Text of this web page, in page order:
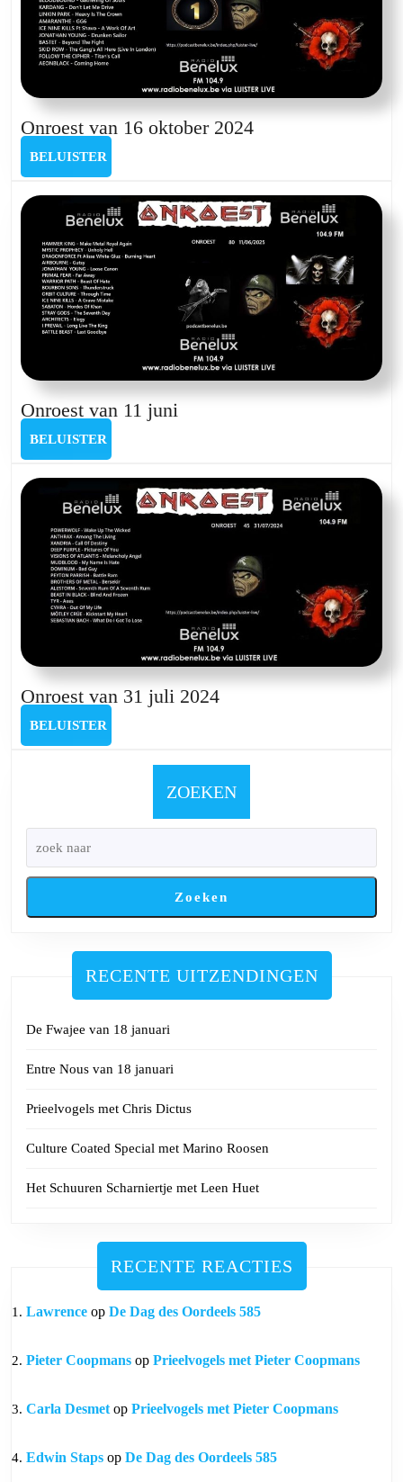
Onroest van 16 oktober 2024Onroest
oktober
2024
BELUISTER
Onroest van 11 juni
juni
BELUISTER
Onroest van 31 juli 2024Onroest
juli
2024
BELUISTER
ZOEKEN
Zoeken
RECENTE UITZENDINGEN
De Fwajee van 18 januari
Entre Nous van 18 januari
Prieelvogels met Chris Dictus
Culture Coated Special met Marino Roosen
Het Schuuren Scharniertje met Leen Huet
RECENTE REACTIES
Lawrence op De Dag des Oordeels 585
Pieter Coopmans op Prieelvogels met Pieter Coopmans
Carla Desmet op Prieelvogels met Pieter Coopmans
Edwin Staps op De Dag des Oordeels 585